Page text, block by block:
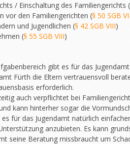
/ Einschaltung des Familiengerichts (
vor den Familiengerichten (§ 50 SGB
und Jugendlichen (§ 42 SGB VIII)
(§ 55 SGB VIII)
gibt es für das
Fürth die Eltern vertrauensvoll
erforderlich.
auch verpflichtet bei
kann hinterher sogar die
für das Jugendamt natürlich
anzubieten. Es kann
seine Beratung missbraucht um